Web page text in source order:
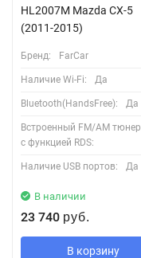
HL2007M Mazda CX-5
(2011-2015)
Бренд: FarCar
Наличие Wi-Fi: Да
Bluetooth(HandsFree): Да
Встроенный FM/AM тюнер
с функцией RDS:
Наличие USB портов: Да
В наличии
23 740 руб.
В корзину